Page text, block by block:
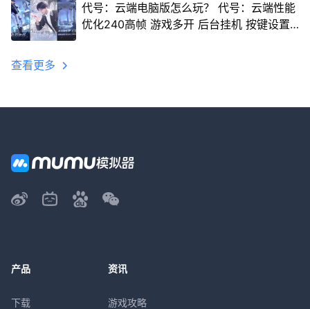
代号：云端电脑版怎么玩？ 代号：云端性能
优化240高帧 游戏多开 后台挂机 按键设置
查看更多
产品
下载
资讯
游戏攻略